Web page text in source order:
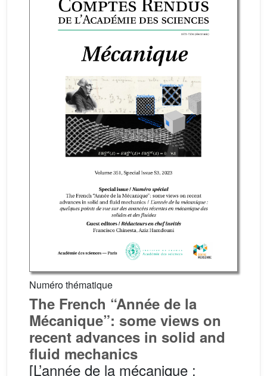
Numéro thématique
The French “Année de la
Mécanique”: some views on
recent advances in solid and
fluid mechanics
[L’année de la mécanique :